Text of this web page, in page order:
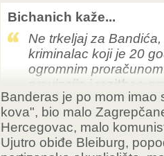
odnose s mafijom
vremena) i ne pliva
ja od mog cimera
koliko i Bandić. Jer
Bichanich kaže...
Ne trkeljaj za
kriminalac koji je 20
ogromnim
provincije i razj*bao
uhljebljivanjem, a sve
vlasti. Da je imalo
krumpire u zatvoru,
koja mu je
Banderas je po mom imao
kova", bio malo
Hercegovac, malo
Ujutro obiđe Bleiburg,